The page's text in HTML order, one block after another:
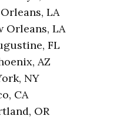
LA
Orleans, LA
FL
AZ
NY
CA
OR